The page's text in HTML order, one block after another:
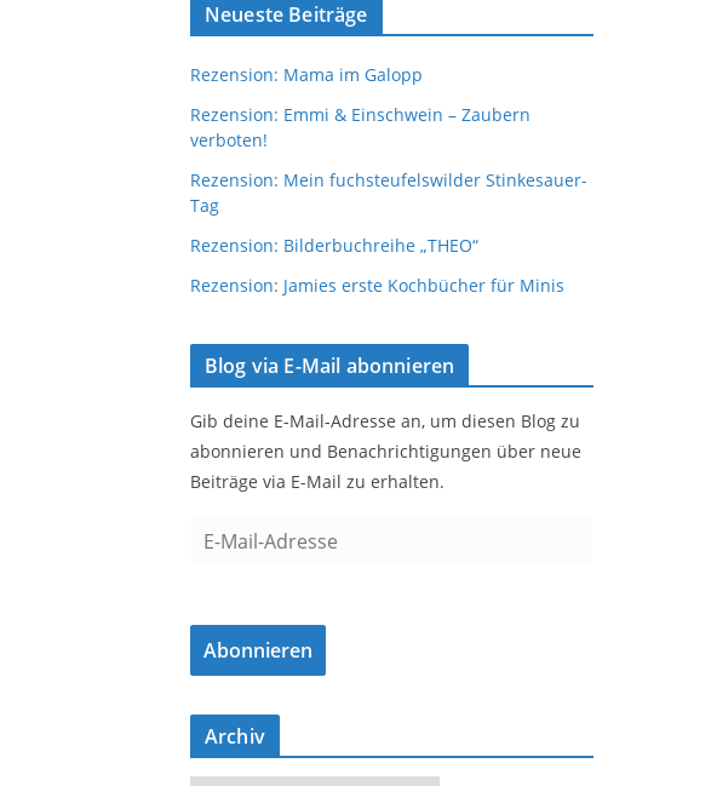
Neueste Beiträge
Rezension: Mama im Galopp
Rezension: Emmi & Einschwein – Zaubern
verboten!
Rezension: Mein fuchsteufelswilder Stinkesauer-
Tag
Rezension: Bilderbuchreihe „THEO“
Rezension: Jamies erste Kochbücher für Minis
Blog via E-Mail abonnieren
Gib deine E-Mail-Adresse an, um diesen Blog zu
abonnieren und Benachrichtigungen über neue
Beiträge via E-Mail zu erhalten.
a
l
-
d
Abonnieren
Archiv